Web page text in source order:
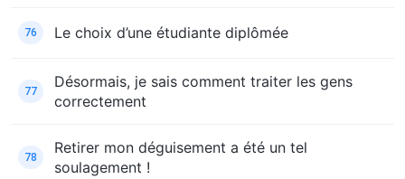
76 Le choix d’une étudiante diplômée
77
Désormais, je sais comment traiter les gens
correctement
78
Retirer mon déguisement a été un tel
soulagement !